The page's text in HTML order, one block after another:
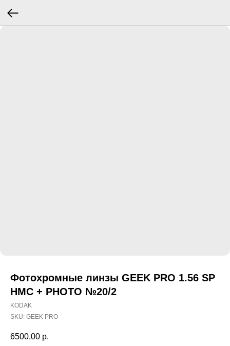
Фотохромные линзы GEEK PRO 1.56 SP
HMC + PHOTO №20/2
KODAK
SKU: GEEK PRO
6500,00 р.